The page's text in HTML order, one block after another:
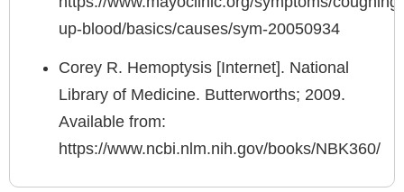
up-blood/basics/causes/sym-20050934
Corey R. Hemoptysis [Internet]. National
Library of Medicine. Butterworths; 2009.
Available from:
https://www.ncbi.nlm.nih.gov/books/NBK360/